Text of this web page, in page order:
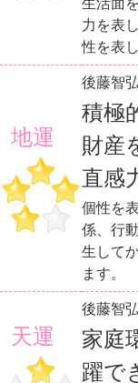
力を表
性を表
地運
後藤智
積極
財産
直感
個性を
係、行
生して
ます。
天運
後藤智
家庭
躍で